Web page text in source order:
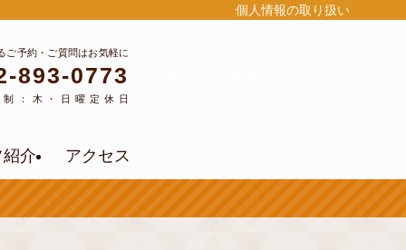
個人情報の取り扱い
ご予約・ご質問はお気軽に
893-0773
：木・日曜定休日
介 アクセス